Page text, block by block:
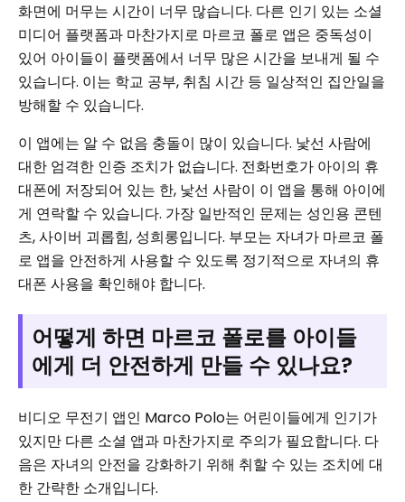
화면에 머무는 시간이 너무 많습니다. 다른 인기 있는 소셜
미디어 플랫폼과 마찬가지로 마르코 폴로 앱은 중독성이
있어 아이들이 플랫폼에서 너무 많은 시간을 보내게 될 수
있습니다. 이는 학교 공부, 취침 시간 등 일상적인 집안일을
방해할 수 있습니다.
이 앱에는 알 수 없음 충돌이 많이 있습니다. 낯선 사람에
대한 엄격한 인증 조치가 없습니다. 전화번호가 아이의 휴
대폰에 저장되어 있는 한, 낯선 사람이 이 앱을 통해 아이에
게 연락할 수 있습니다. 가장 일반적인 문제는 성인용 콘텐
츠, 사이버 괴롭힘, 성희롱입니다. 부모는 자녀가 마르코 폴
로 앱을 안전하게 사용할 수 있도록 정기적으로 자녀의 휴
대폰 사용을 확인해야 합니다.
어떻게 하면 마르코 폴로를 아이들
에게 더 안전하게 만들 수 있나요?
비디오 무전기 앱인 Marco Polo는 어린이들에게 인기가
있지만 다른 소셜 앱과 마찬가지로 주의가 필요합니다. 다
음은 자녀의 안전을 강화하기 위해 취할 수 있는 조치에 대
한 간략한 소개입니다.